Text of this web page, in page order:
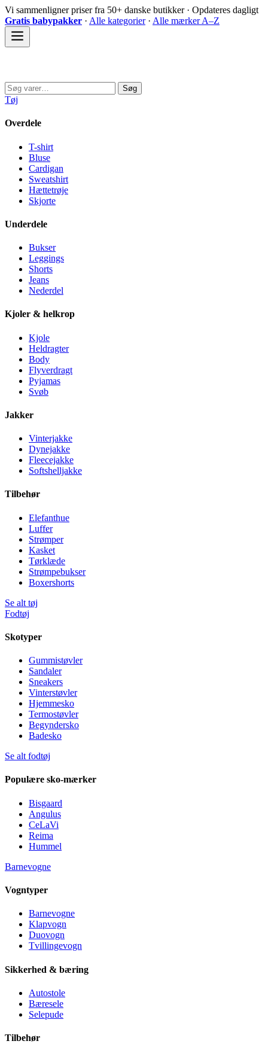
Spring
til
indhold
Vi sammenligner priser fra 50+ danske butikker · Opdateres dagligt
Gratis babypakker · Alle kategorier· Alle mærker A–Z
Søg
efter:
Søg
Tøj
Overdele
T-shirt
Bluse
Cardigan
Sweatshirt
Hættetrøje
Skjorte
Underdele
Bukser
Leggings
Shorts
Jeans
Nederdel
Kjoler & helkrop
Kjole
Heldragter
Body
Flyverdragt
Pyjamas
Svøb
Jakker
Vinterjakke
Dynejakke
Fleecejakke
Softshelljakke
Tilbehør
Elefanthue
Luffer
Strømper
Kasket
Tørklæde
Strømpebukser
Boxershorts
Se alt tøj
Fodtøj
Skotyper
Gummistøvler
Sandaler
Sneakers
Vinterstøvler
Hjemmesko
Termostøvler
Begyndersko
Badesko
Se alt fodtøj
Populære sko-mærker
Bisgaard
Angulus
CeLaVi
Reima
Hummel
Barnevogne
Vogntyper
Barnevogne
Klapvogn
Duovogn
Tvillingevogn
Sikkerhed & bæring
Autostole
Bæresele
Selepude
Tilbehør